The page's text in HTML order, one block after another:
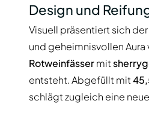
Design und
Visuell präsentiert sich
und geheimnisvollen
Rotweinfässermit
entsteht. Abgefüllt mit
schlägt zugleich eine